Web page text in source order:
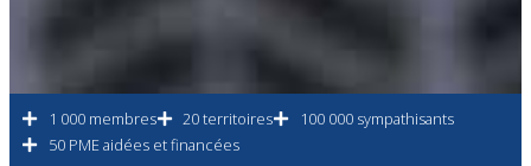
1 000 membres 20 territoires
100 000 sympathisants
50 PME aidées et financées